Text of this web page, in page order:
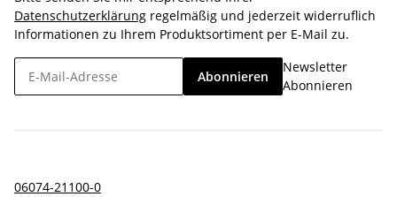
Datenschutzerklärung regelmäßig und jederzeit widerruflich
Informationen zu Ihrem Produktsortiment per E-Mail zu.
Abonnieren
Newsletter
Abonnieren
06074-21100-0